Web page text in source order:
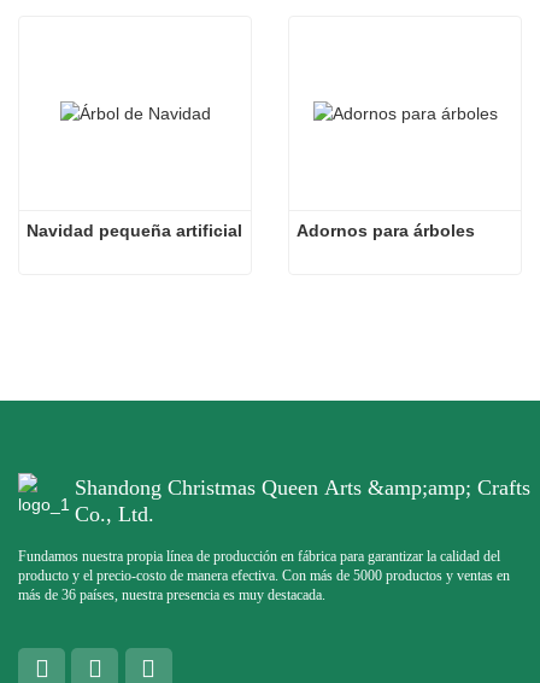
Navidad pequeña artificial Adornos para árboles
Shandong Christmas Queen Arts &amp;amp; Crafts
Co., Ltd.
Fundamos nuestra propia línea de producción en fábrica para garantizar la calidad del
producto y el precio-costo de manera efectiva. Con más de 5000 productos y ventas en
más de 36 países, nuestra presencia es muy destacada.